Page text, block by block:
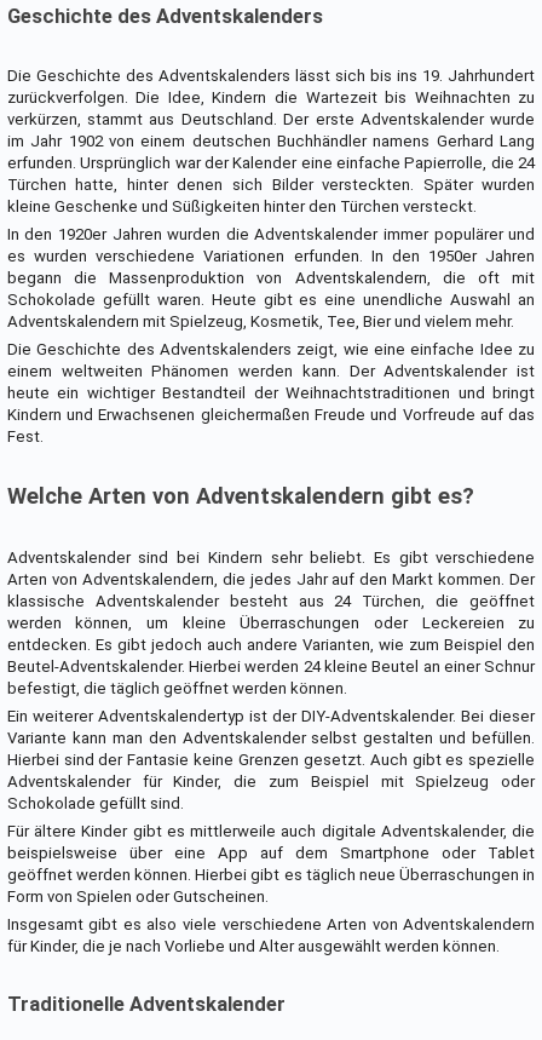
Geschichte des Adventskalenders
Die Geschichte des Adventskalenders lässt sich bis ins 19. Jahrhundert
zurückverfolgen. Die Idee, Kindern die Wartezeit bis Weihnachten zu
verkürzen, stammt aus Deutschland. Der erste Adventskalender wurde
im Jahr 1902 von einem deutschen Buchhändler namens Gerhard Lang
erfunden. Ursprünglich war der Kalender eine einfache Papierrolle, die 24
Türchen hatte, hinter denen sich Bilder versteckten. Später wurden
kleine Geschenke und Süßigkeiten hinter den Türchen versteckt.
In den 1920er Jahren wurden die Adventskalender immer populärer und
es wurden verschiedene Variationen erfunden. In den 1950er Jahren
begann die Massenproduktion von Adventskalendern, die oft mit
Schokolade gefüllt waren. Heute gibt es eine unendliche Auswahl an
Adventskalendern mit Spielzeug, Kosmetik, Tee, Bier und vielem mehr.
Die Geschichte des Adventskalenders zeigt, wie eine einfache Idee zu
einem weltweiten Phänomen werden kann. Der Adventskalender ist
heute ein wichtiger Bestandteil der Weihnachtstraditionen und bringt
Kindern und Erwachsenen gleichermaßen Freude und Vorfreude auf das
Fest.
Welche Arten von Adventskalendern gibt es?
Adventskalender sind bei Kindern sehr beliebt. Es gibt verschiedene
Arten von Adventskalendern, die jedes Jahr auf den Markt kommen. Der
klassische Adventskalender besteht aus 24 Türchen, die geöffnet
werden können, um kleine Überraschungen oder Leckereien zu
entdecken. Es gibt jedoch auch andere Varianten, wie zum Beispiel den
Beutel-Adventskalender. Hierbei werden 24 kleine Beutel an einer Schnur
befestigt, die täglich geöffnet werden können.
Ein weiterer Adventskalendertyp ist der DIY-Adventskalender. Bei dieser
Variante kann man den Adventskalender selbst gestalten und befüllen.
Hierbei sind der Fantasie keine Grenzen gesetzt. Auch gibt es spezielle
Adventskalender für Kinder, die zum Beispiel mit Spielzeug oder
Schokolade gefüllt sind.
Für ältere Kinder gibt es mittlerweile auch digitale Adventskalender, die
beispielsweise über eine App auf dem Smartphone oder Tablet
geöffnet werden können. Hierbei gibt es täglich neue Überraschungen in
Form von Spielen oder Gutscheinen.
Insgesamt gibt es also viele verschiedene Arten von Adventskalendern
für Kinder, die je nach Vorliebe und Alter ausgewählt werden können.
Traditionelle Adventskalender